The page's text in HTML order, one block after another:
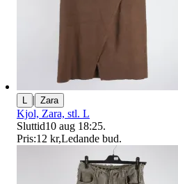
L | Zara
Kjol, Zara, stl. L
Sluttid10 aug 18:25.
Pris:12 kr,Ledande bud.